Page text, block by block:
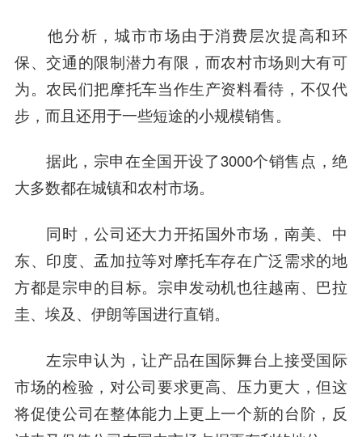
他分析，城市市场由于消费层次提高和环
保、交通的限制潜力有限，而农村市场则大有可
为。农民们把摩托车当作生产资料看待，不仅代
步，而且还用于一些短途的小规模销售。
据此，宗申在全国开设了3000个销售点，绝
大多数都在城镇和农村市场。
同时，公司还大力开拓国外市场，南美、中
东、印度、孟加拉等对摩托车存在广泛需求的地
方都是宗申的目标。宗申发动机也往越南、巴拉
圭、埃及、伊朗等国进行直销。
左宗申认为，让产品在国际舞台上接受国际
市场的检验，对公司要求更高、压力更大，但这
将促使公司在整体能力上更上一个新的台阶，反